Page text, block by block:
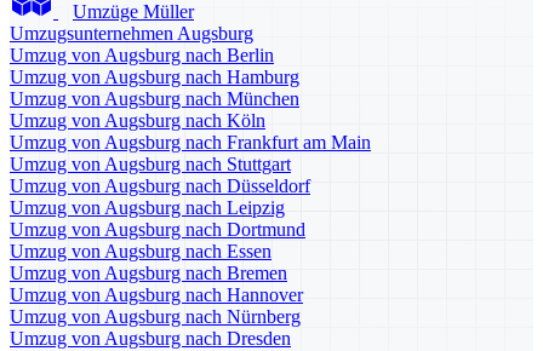
Umzüge Müller
Umzugsunternehmen Augsburg
Umzug von Augsburg nach Berlin
Umzug von Augsburg nach Hamburg
Umzug von Augsburg nach München
Umzug von Augsburg nach Köln
Umzug von Augsburg nach Frankfurt am Main
Umzug von Augsburg nach Stuttgart
Umzug von Augsburg nach Düsseldorf
Umzug von Augsburg nach Leipzig
Umzug von Augsburg nach Dortmund
Umzug von Augsburg nach Essen
Umzug von Augsburg nach Bremen
Umzug von Augsburg nach Hannover
Umzug von Augsburg nach Nürnberg
Umzug von Augsburg nach Dresden